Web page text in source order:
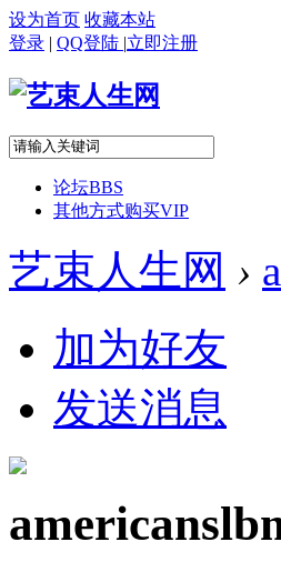
设为首页 收藏本站
登录 | QQ登陆 |立即注册
论坛BBS
其他方式购买VIP
艺束人生网 ›
加为好友
发送消息